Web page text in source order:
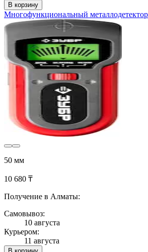
В корзину
Многофункциональный
50 мм
10 680 ₸
Получение в Алматы:
Самовывоз:
10 августа
Курьером:
11 августа